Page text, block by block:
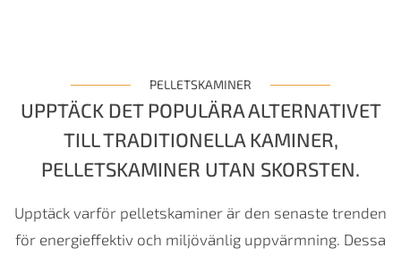
PELLETSKAMINER
UPPTÄCK DET POPULÄRA ALTERNATIVET
TILL TRADITIONELLA KAMINER,
PELLETSKAMINER UTAN SKORSTEN.
Upptäck varför pelletskaminer är den senaste trenden
för energieffektiv och miljövänlig uppvärmning. Dessa